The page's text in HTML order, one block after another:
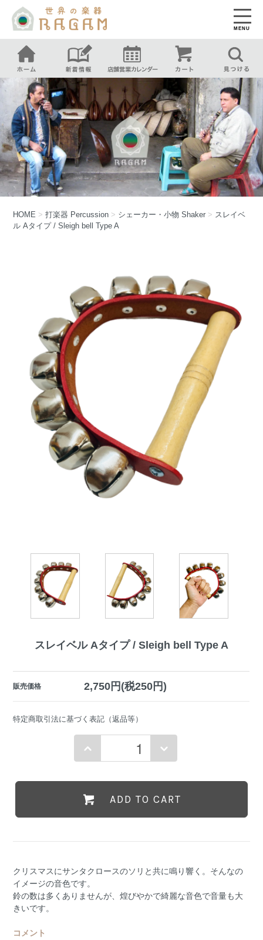
MENU
HOME >打楽器 Percussion > シェーカー・小物Shaker > スレイベ
ル Aタイプ / Sleigh bell Type A
スレイベル Aタイプ / Sleigh bell Type A
販売価格 2,750円(税250円)
特定商取引法に基づく表記（返品等）
ADD TO CART
クリスマスにサンタクロースのソリと共に鳴り響く。そんなの
イメージの音色です。
鈴の数は多くありませんが、煌びやかで綺麗な音色で音量も大
きいです。
コメント